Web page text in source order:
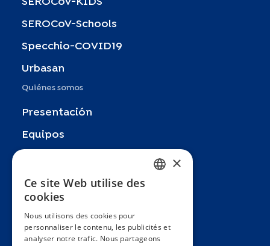
SEROCoV-KIDS
SEROCoV-Schools
Specchio-COVID19
Urbasan
Quiénes somos
Presentación
Equipos
Publicaciones
Zoom In
FRENCH
SPANISH
×
Ce site Web utilise des
cookies
Nous utilisons des cookies pour
personnaliser le contenu, les publicités et
analyser notre trafic. Nous partageons